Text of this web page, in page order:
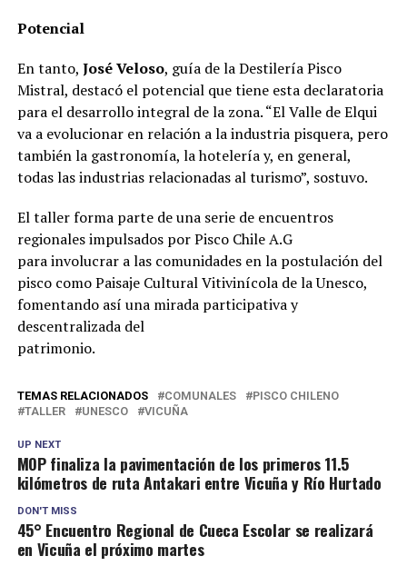
Potencial
En tanto, José Veloso, guía de la Destilería Pisco
Mistral, destacó el potencial que tiene esta declaratoria
para el desarrollo integral de la zona. “El Valle de Elqui
va a evolucionar en relación a la industria pisquera, pero
también la gastronomía, la hotelería y, en general,
todas las industrias relacionadas al turismo”, sostuvo.
El taller forma parte de una serie de encuentros
regionales impulsados por Pisco Chile A.G
para involucrar a las comunidades en la postulación del
pisco como Paisaje Cultural Vitivinícola de la Unesco,
fomentando así una mirada participativa y
descentralizada del
patrimonio.
TEMAS RELACIONADOS COMUNALES
PISCO CHILENO
TALLER
UNESCO VICUÑA
UP NEXT
MOP finaliza la pavimentación de los primeros 11.5
kilómetros de ruta Antakari entre Vicuña y Río Hurtado
DON'T MISS
45° Encuentro Regional de Cueca Escolar se realizará
en Vicuña el próximo martes